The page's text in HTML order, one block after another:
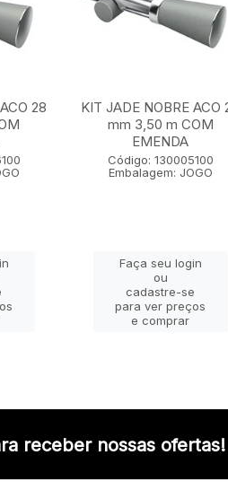
28
KIT JADE NOBRE ACO
mm 3,50 m COM
EMENDA
Código: 130005100
Embalagem: JOGO
Faça seu login
ou
cadastre-se
para ver preços
e comprar
receber nossas ofertas!